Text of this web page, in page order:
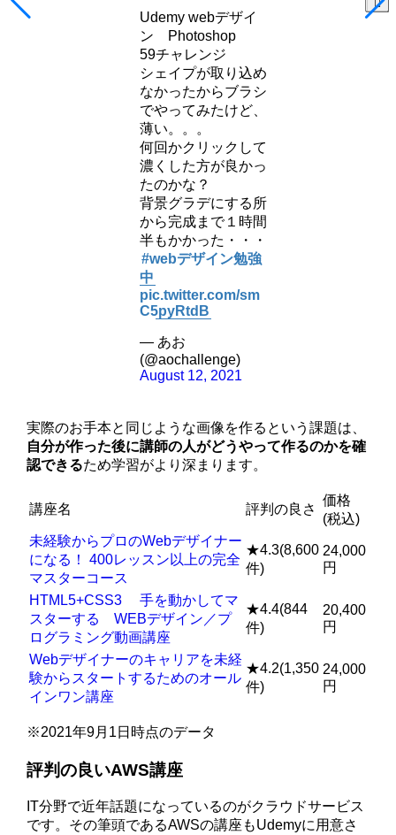
Udemy webデザイ
ン Photoshop
59チャレンジ
シェイプが取り込め
なかったからブラシ
でやってみたけど、
薄い。。。
何回かクリックして
濃くした方が良かっ
たのかな？
背景グラデにする所
から完成まで１時間
半もかかった・・・
#webデザイン勉強
中
pic.twitter.com/sm
C5pyRtdB
— あお
(@aochallenge)
August 12, 2021
実際のお手本と同じような画像を作るという課題は、
自分が作った後に講師の人がどうやって作るのかを確
認できるため学習がより深まります。
講座名 評判の良さ
価格
(税込)
未経験からプロのWebデザイナー
になる！ 400レッスン以上の完全
マスターコース
★4.3(8,600
件)
24,000
円
HTML5+CSS3 手を動かしてマ
スターする WEBデザイン／プ
ログラミング動画講座
★4.4(844
件)
20,400
円
Webデザイナーのキャリアを未経
験からスタートするためのオール
インワン講座
★4.2(1,350
件)
24,000
円
※2021年9月1日時点のデータ
評判の良いAWS講座
IT分野で近年話題になっているのがクラウドサービス
です。その筆頭であるAWSの講座もUdemyに用意さ